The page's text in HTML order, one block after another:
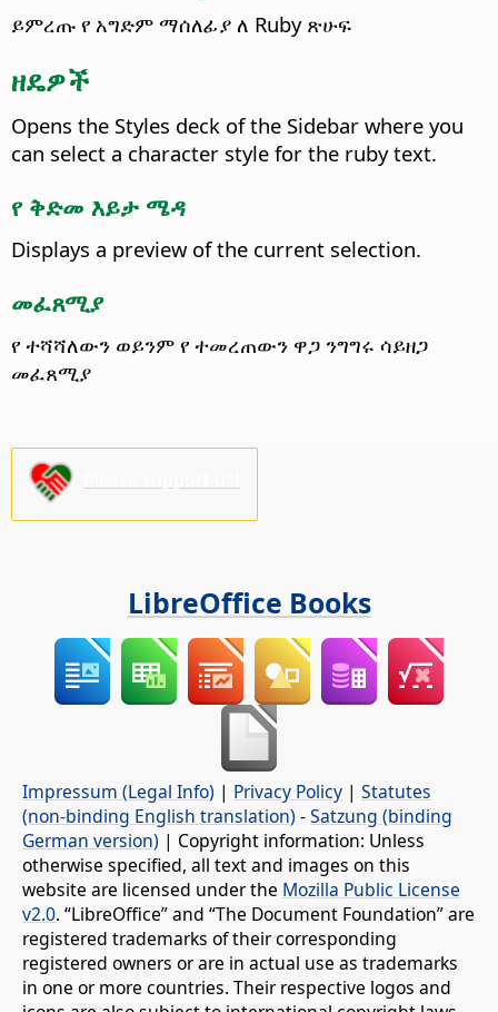
ይምረጡ የ አግድም ማሰለፊያ ለ Ruby ጽሁፍ
ዘዴዎች
Opens the Styles deck of the Sidebar where you
can select a character style for the ruby text.
የ ቅድመ እይታ ሜዳ
Displays a preview of the current selection.
መፈጸሚያ
የ ተሻሻለውን ወይንም የ ተመረጠውን ዋጋ ንግግሩ ሳይዘጋ
መፈጸሚያ
LibreOffice Books
Impressum (Legal Info) | Privacy Policy | Statutes
(non-binding English translation) -Satzung (binding
German version) | Copyright information: Unless
otherwise specified, all text and images on this
website are licensed under the Mozilla Public License
v2.0. “LibreOffice” and “The Document Foundation” are
registered trademarks of their corresponding
registered owners or are in actual use as trademarks
in one or more countries. Their respective logos and